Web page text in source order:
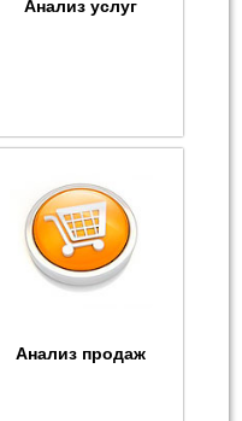
Анализ услуг
Анализ продаж